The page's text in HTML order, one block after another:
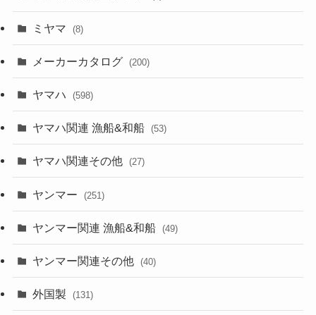
ミヤマ (8)
メーカーカタログ (200)
ヤマハ (598)
ヤマハ関連 漁船&和船 (53)
ヤマハ関連その他 (27)
ヤンマー (251)
ヤンマー関連 漁船&和船 (49)
ヤンマー関連その他 (40)
外国製 (131)